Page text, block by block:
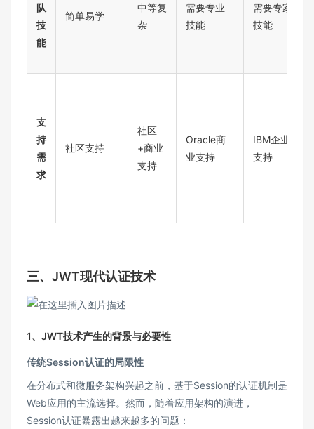
队
技
能
简单易学
中等复
杂
需要专业
技能
需要专家级
技能
支
持
需
求
社区支持
社区
+商业
支持
Oracle商
业支持
IBM企业级
支持
三、JWT现代认证技术
1、JWT技术产生的背景与必要性
传统Session认证的局限性
在分布式和微服务架构兴起之前，基于Session的认证机制是
Web应用的主流选择。然而，随着应用架构的演进，
Session认证暴露出越来越多的问题：